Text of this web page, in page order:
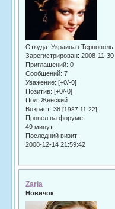
Откуда: Украина г.Тернополь
Зарегистрирован: 2008-11-30
Приглашений: 0
Сообщений: 7
Уважение: [+0/-0]
Позитив: [+0/-0]
Пол: Женский
Возраст: 38[1987-11-22]
Провел на форуме:
49 минут
Последний визит:
2008-12-14 21:59:42
Zaria
Новичок